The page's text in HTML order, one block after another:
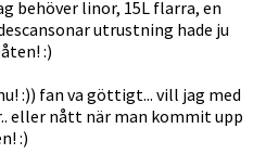
behöver linor, 15L flarra, en
utrustning hade ju
:)
:)) fan va göttigt... vill jag med
eller nått när man kommit upp
:)